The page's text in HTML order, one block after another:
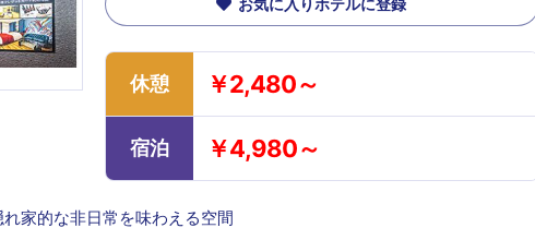
お気に入りホテルに登録
休憩 ￥2,480～
宿泊 ￥4,980～
家的な非日常を味わえる空間